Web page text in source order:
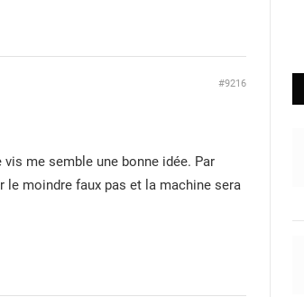
#9216
vis me semble une bonne idée. Par
le moindre faux pas et la machine sera